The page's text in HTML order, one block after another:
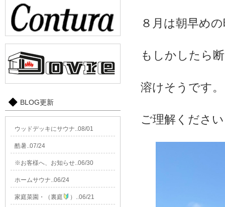
８月は朝早め
もしかしたら
溶けそうです。
ご理解くださ
BLOG更新
ウッドデッキにサウナ..08/01
酷暑..07/24
※お客様へ、お知らせ..06/30
ホームサウナ..06/24
家庭菜園・（裏庭 ）..06/21